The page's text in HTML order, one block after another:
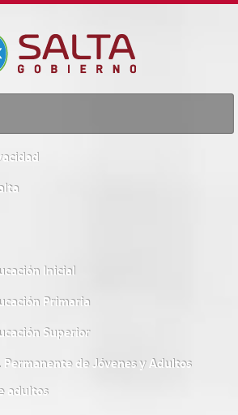
Inicial
Primaria
Superior
Permanente de Jóvenes y Adultos
adultos